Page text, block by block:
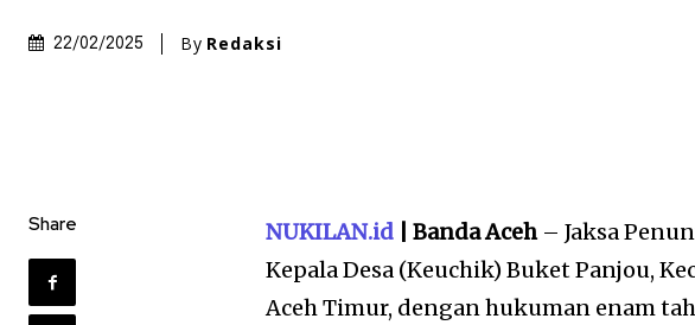
22/02/2025 By Redaksi
Share NUKILAN.id | Banda Aceh– Jaksa
Kepala Desa (Keuchik) Buket Panjou,
Aceh Timur, dengan hukuman enam